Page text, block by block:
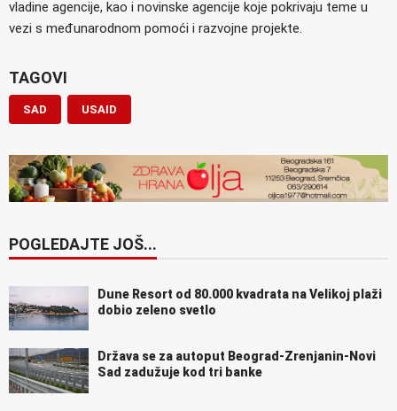
vladine agencije, kao i novinske agencije koje pokrivaju teme u
vezi s međunarodnom pomoći i razvojne projekte.
TAGOVI
SAD USAID
POGLEDAJTE JOŠ...
Dune Resort od 80.000 kvadrata na Velikoj plaži
dobio zeleno svetlo
Država se za autoput Beograd-Zrenjanin-Novi
Sad zadužuje kod tri banke